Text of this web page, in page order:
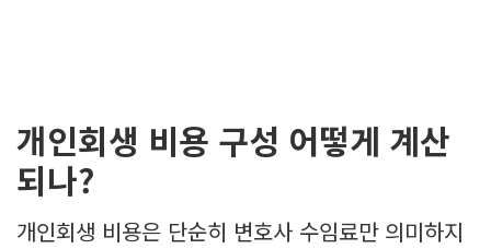
개인회생 비용 구성 어떻게 계산
되나?
개인회생 비용은 단순히 변호사 수임료만 의미하지